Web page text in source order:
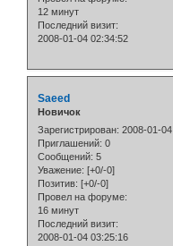
12 минут
Последний визит:
2008-01-04 02:34:52
Saeed
Новичок
Зарегистрирован: 2008-01-04
Приглашений: 0
Сообщений: 5
Уважение: [+0/-0]
Позитив: [+0/-0]
Провел на форуме:
16 минут
Последний визит:
2008-01-04 03:25:16